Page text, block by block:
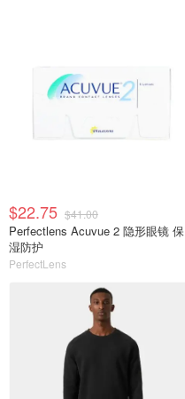
$22.75 $41.00
Perfectlens Acuvue 2 隐形眼镜 保
湿防护
PerfectLens